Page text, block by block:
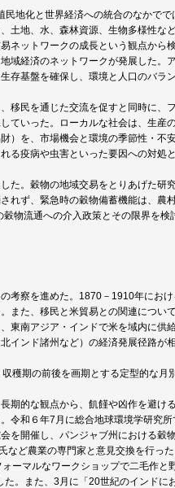
地化と世界経済への統合のなかで
土地、水、森林資源、生物多様性な
ネットワークの成長という観点から
域経済のネットワークが発展した。
存基盤を確保し、環境と人口のバラ
移民を通じた交流を促すと同時に、
ていった。ローカルな社会は、生産
）を、市場機会と環境の季節性・不
る疫病や虫害といった要因への対処
た。穀物の地域交易をとりあげた研
れず、緊急時の穀物備蓄機能は、農
物流通への介入政策とその限界を検
考察を進めた。1870－1910年にお
また、移民と米貿易との関連につい
東南アジア・インドで米を域内に供
インド諸州など）の経済発展径路が
穫期の前後を画期とする定型的な
期的な観点から、飢饉や凶作を避け
令和６年7月に総合地球環境学研究
を開催し、パンジャブ州における穀
ど農業の専門家と意見交換を行っ
ーマルなワークショップで二毛作
た。また、3月に「20世紀のインド